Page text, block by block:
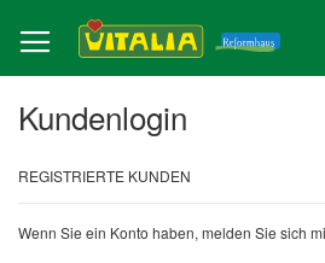
zum
Inhalt
Kundenlogin
REGISTRIERTE KUNDEN
Wenn Sie ein Konto haben, melden Sie sich